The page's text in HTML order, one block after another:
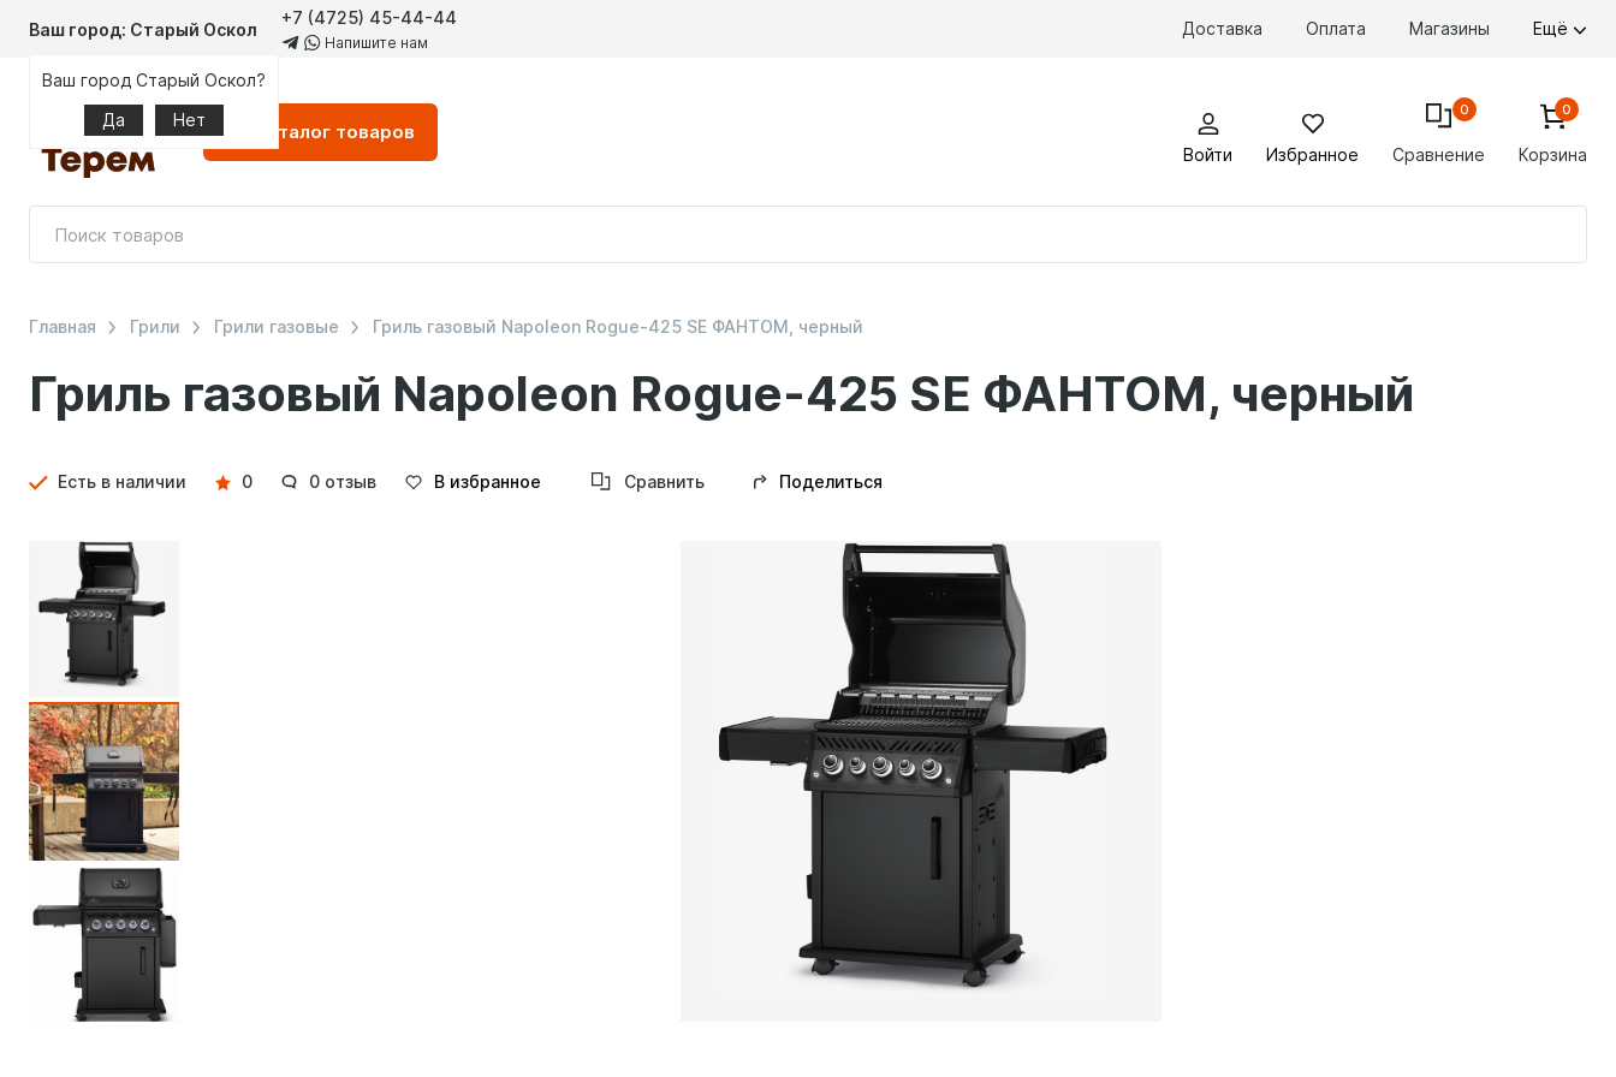
Ваш город: Старый Оскол
Ваш город Старый Оскол?
Да
Нет
+7 (4725) 45-44-44
Напишите нам
Доставка Оплата Магазины Ещё
Каталог товаров
Войти Избранное Сравнение
0
Корзина
0
Гриль газовый Napoleon Rogue-425 SE ФАНТОМ, черный
Главная Грили Грили газовые Гриль газовый Napoleon Rogue-425 SE ФАНТОМ, черный
Детали
Есть в наличии 0 0 отзыв В избранное Сравнить Поделиться